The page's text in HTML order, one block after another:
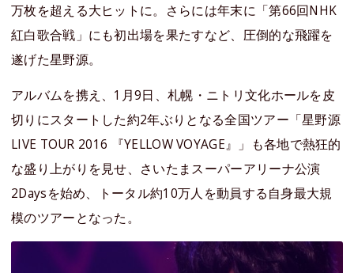
万枚を超える大ヒットに。さらには年末に「第66回NHK
紅白歌合戦」にも初出場を果たすなど、圧倒的な飛躍を
遂げた星野源。
アルバムを携え、1月9日、札幌・ニトリ文化ホールを皮
切りにスタートした約2年ぶりとなる全国ツアー「星野源
LIVE TOUR 2016 『YELLOW VOYAGE』」も各地で熱狂的
な盛り上がりを見せ、さいたまスーパーアリーナ公演
2Daysを始め、トータル約10万人を動員する自身最大規
模のツアーとなった。